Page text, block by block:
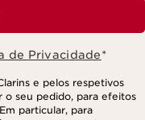
de Privacidade*
e pelos respetivos
o seu pedido, para efeitos
particular, para